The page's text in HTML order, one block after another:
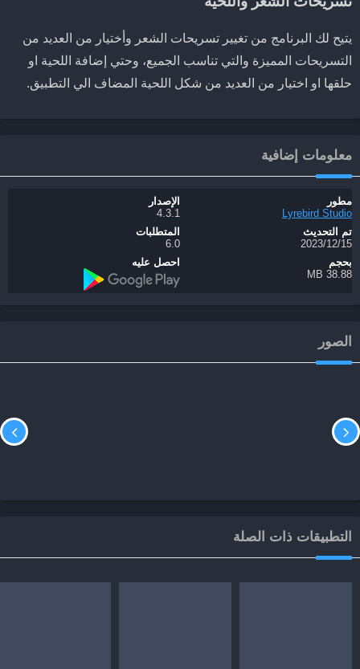
يتيح لك البرنامج من تغيير تسريحات الشعر وأختيار من العديد من
التسريحات المميزة والتي تناسب الجميع، وحتي إضافة اللحية او
حلقها او اختيار من العديد من شكل اللحية المضاف الي التطبيق.
معلومات إضافية
مطور
Lyrebird Studio
الإصدار
4.3.1
تم التحديث
15‏/12‏/2023
المتطلبات
6.0
بحجم
38.88 MB
احصل عليه
الصور
التطبيقات ذات الصلة